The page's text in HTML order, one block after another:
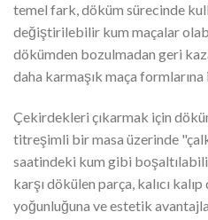
temel fark, döküm sürecinde
değiştirilebilir kum maçalar
dökümden bozulmadan geri
daha karmaşık maça
Çekirdekleri çıkarmak için
titreşimli bir masa üzerinde
saatindeki kum gibi
karşı dökülen parça, kalıcı
yoğunluğuna ve estetik